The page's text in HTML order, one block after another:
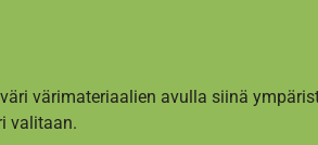
värimateriaalien avulla siinä
valitaan.